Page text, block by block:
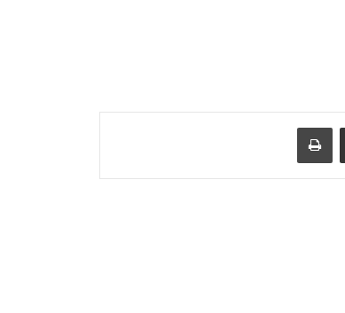
مشاركة عبر البريد طباعة
عاد أكثر من ألفي لاجئ من إيران
وباكستان إلى أفغانستان